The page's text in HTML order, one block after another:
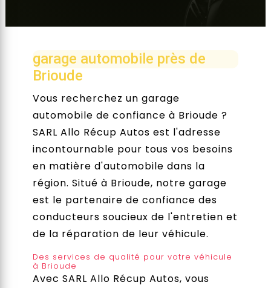
garage automobile près de
Brioude
Vous recherchez un garage
automobile de confiance à Brioude ?
SARL Allo Récup Autos est l'adresse
incontournable pour tous vos besoins
en matière d'automobile dans la
région. Situé à Brioude, notre garage
est le partenaire de confiance des
conducteurs soucieux de l'entretien et
de la réparation de leur véhicule.
Des services de qualité pour votre véhicule
à Brioude
Avec SARL Allo Récup Autos, vous